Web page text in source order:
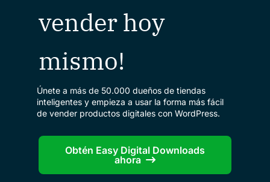
vender hoy
mismo!
Únete a más de 50.000 dueños de tiendas
inteligentes y empieza a usar la forma más fácil
de vender productos digitales con WordPress.
Obtén Easy Digital Downloads
ahora